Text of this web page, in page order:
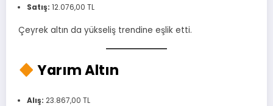
Satış: 12.076,00 TL
Çeyrek altın da yükseliş trendine eşlik etti.
Yarım Altın
Alış: 23.867,00 TL